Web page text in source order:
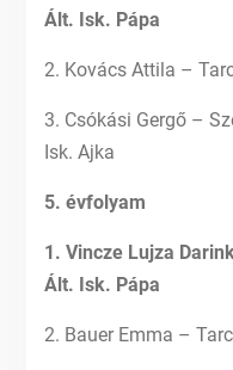
Ált. Isk. Pápa
2. Kovács Attila –
3. Csókási Gergő –
Isk. Ajka
5. évfolyam
1. Vincze Lujza
Ált. Isk. Pápa
2. Bauer Emma –